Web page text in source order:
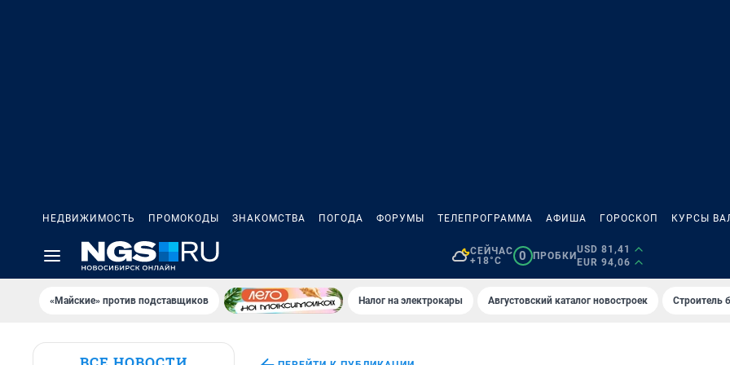
НЕДВИЖИМОСТЬ ПРОМОКОДЫ ЗНАКОМСТВА ПОГОДА ФОРУМЫ ТЕЛЕПРОГРАММА АФИША ГОРОСКОП КУРСЫ
СЕЙЧАС
+18°C
0 ПРОБКИ
USD 81,41
EUR 94,06
«Майские» против подставщиков Налог на электрокары Августовский каталог новостроек Строитель